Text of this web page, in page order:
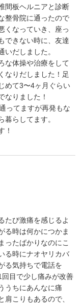
間板ヘルニアと診断
整骨院に通ったので
くなっていき、座っ
できない時に、友達
だしました。
な体操や治療をして
なりだしました！足
めて3〜4ヶ月ぐらい
なりました！
ってますが再発もな
暮らしてます。
！
たび激痛を感じるよ
る時は何かにつかま
ったばかりなのにこ
る時にナオヤリカバ
る気持ちで電話を
目で少し痛みが改善
うちにあんなに痛
こりもあるので、